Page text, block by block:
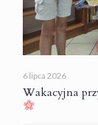
6 lipca 2026
Wakacyjna